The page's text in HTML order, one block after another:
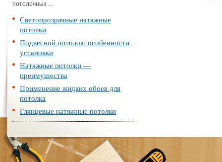
потолочных ...
Светопрозрачные натяжные
потолки
Подвесной потолок: особенности
установки
Натяжные потолки —
преимущества
Применение жидких обоев для
потолка
Глянцевые натяжные потолки